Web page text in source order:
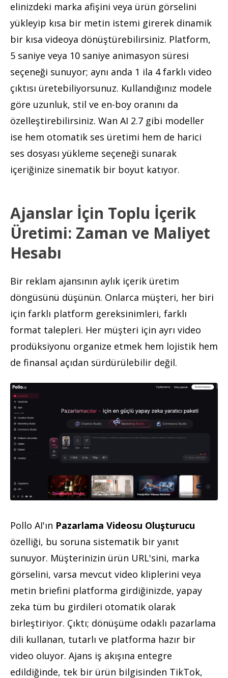
elinizdeki marka afişini veya ürün görselini
yükleyip kısa bir metin istemi girerek dinamik
bir kısa videoya dönüştürebilirsiniz. Platform,
5 saniye veya 10 saniye animasyon süresi
seçeneği sunuyor; aynı anda 1 ila 4 farklı video
çıktısı üretebiliyorsunuz. Kullandığınız modele
göre uzunluk, stil ve en-boy oranını da
özelleştirebilirsiniz. Wan AI 2.7 gibi modeller
ise hem otomatik ses üretimi hem de harici
ses dosyası yükleme seçeneği sunarak
içeriğinize sinematik bir boyut katıyor.
Ajanslar İçin Toplu İçerik
Üretimi: Zaman ve Maliyet
Hesabı
Bir reklam ajansının aylık içerik üretim
döngüsünü düşünün. Onlarca müşteri, her biri
için farklı platform gereksinimleri, farklı
format talepleri. Her müşteri için ayrı video
prodüksiyonu organize etmek hem lojistik hem
de finansal açıdan sürdürülebilir değil.
Pollo AI'ın Pazarlama Videosu Oluşturucu
özelliği, bu soruna sistematik bir yanıt
sunuyor. Müşterinizin ürün URL'sini, marka
görselini, varsa mevcut video kliplerini veya
metin briefini platforma girdiğinizde, yapay
zeka tüm bu girdileri otomatik olarak
birleştiriyor. Çıktı; dönüşüme odaklı pazarlama
dili kullanan, tutarlı ve platforma hazır bir
video oluyor. Ajans iş akışına entegre
edildiğinde, tek bir ürün bilgisinden TikTok,